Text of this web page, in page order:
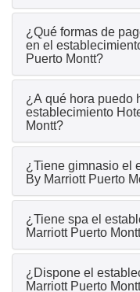
¿Qué formas de
en el
Puerto Montt?
¿A qué hora puedo
establecimiento
Montt?
¿Tiene gimnasio el
By Marriott Puerto
¿Tiene spa el
Marriott Puerto
¿Dispone el
Marriott Puerto